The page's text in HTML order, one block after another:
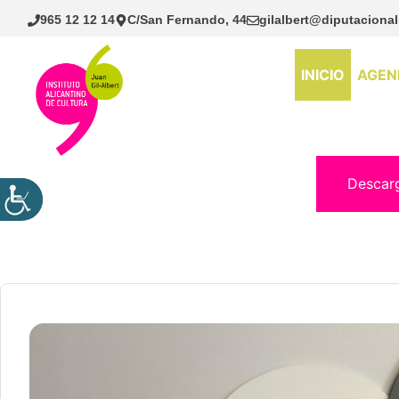
Saltar
965 12 12 14 C/San Fernando, 44
INICIO